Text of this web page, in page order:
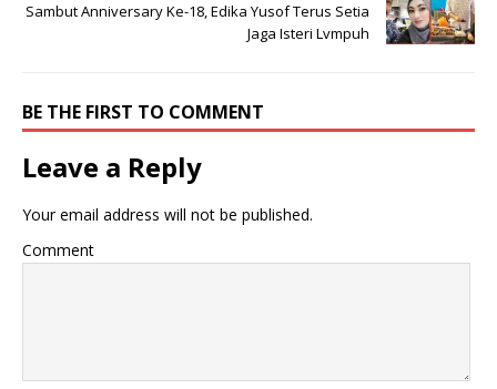
Sambut Anniversary Ke-18, Edika Yusof Terus Setia
Jaga Isteri Lvmpuh
BE THE FIRST TO COMMENT
Leave a Reply
Your email address will not be published.
Comment